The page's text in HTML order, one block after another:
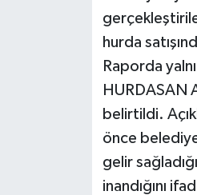
hurda
Raporda
HURDASAN
belirtildi.
önce
gelir
inandığını